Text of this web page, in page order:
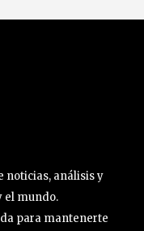
noticias, análisis y
el mundo.
para mantenerte